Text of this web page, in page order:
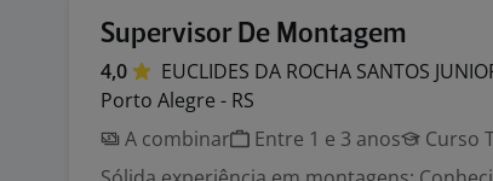
Supervisor De Montagem
4,0 EUCLIDES DA ROCHA SANTOS
Porto Alegre - RS
A combinar
Entre 1 e 3 anos Curso